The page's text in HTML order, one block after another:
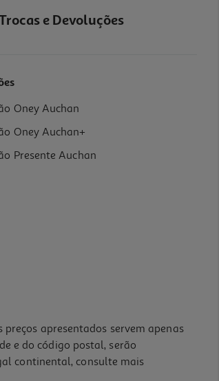
Trocas e Devoluções
Oney Auchan
Oney Auchan+
Presente Auchan
apresentados servem apenas
e do código postal, serão
continental, consulte mais